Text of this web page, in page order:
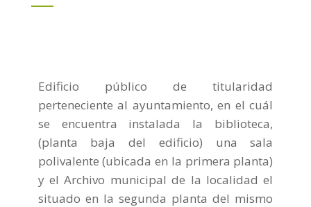
Edificio público de titularidad
perteneciente al ayuntamiento, en el cuál
se encuentra instalada la biblioteca,
(planta baja del edificio) una sala
polivalente (ubicada en la primera planta)
y el Archivo municipal de la localidadel
situado en la segunda planta del mismo